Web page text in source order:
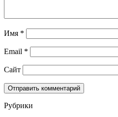
Имя *
Email *
Сайт
Рубрики